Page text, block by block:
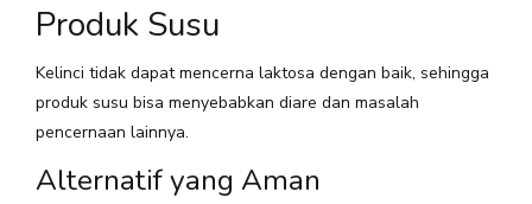
Produk Susu
Kelinci tidak dapat mencerna laktosa dengan baik, sehingga
produk susu bisa menyebabkan diare dan masalah
pencernaan lainnya.
Alternatif yang Aman